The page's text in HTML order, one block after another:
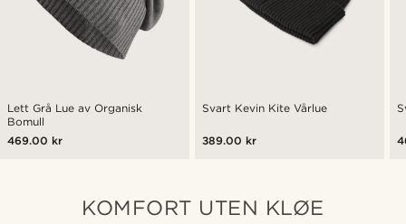
Lett Grå Lue av Organisk
Bomull
469.00 kr
Svart Kevin Kite Vårlue
389.00 kr
KOMFORT UTEN KLØE